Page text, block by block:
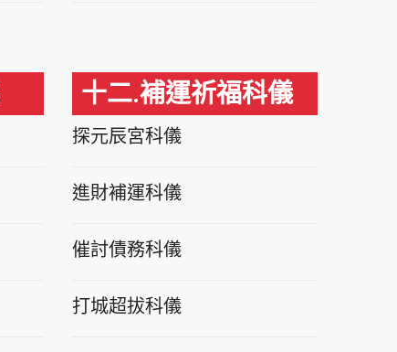
十二.補運祈福科儀
探元辰宮科儀
進財補運科儀
催討債務科儀
打城超拔科儀